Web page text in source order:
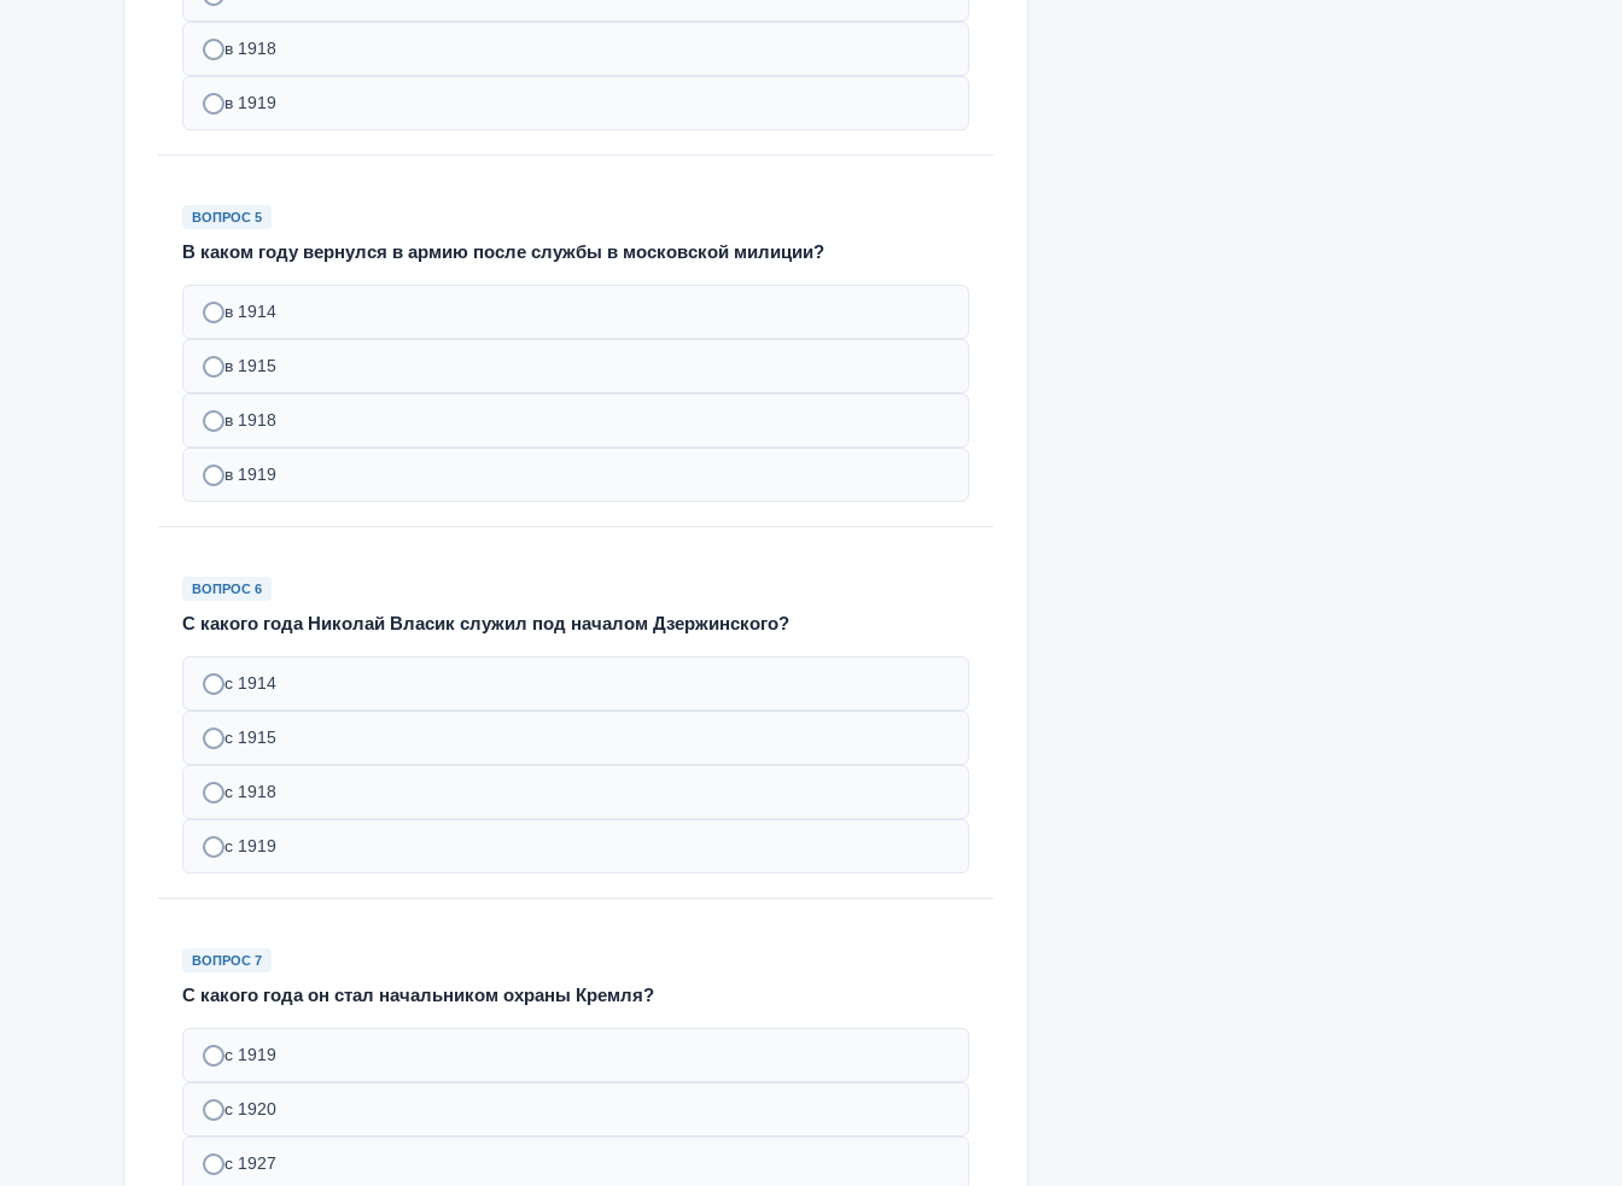
в 1918
в 1919
ВОПРОС 5
В каком году вернулся в армию после службы в московской милиции?
в 1914
в 1915
в 1918
в 1919
ВОПРОС 6
С какого года Николай Власик служил под началом Дзержинского?
с 1914
с 1915
с 1918
с 1919
ВОПРОС 7
С какого года он стал начальником охраны Кремля?
с 1919
с 1920
с 1927